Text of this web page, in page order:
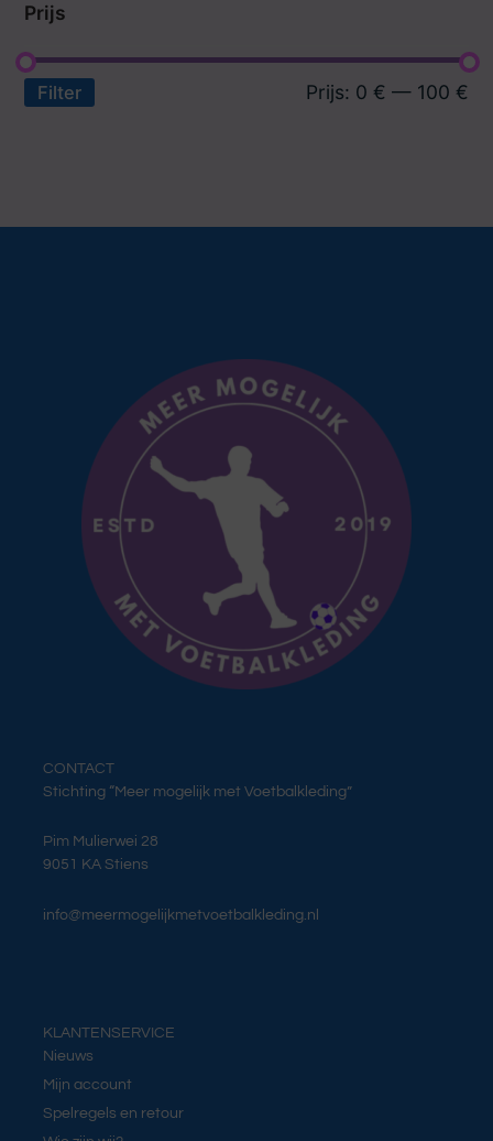
Prijs
Filter Prijs: 0 € — 100 €
CONTACT
Stichting “Meer mogelijk met Voetbalkleding”
Pim Mulierwei 28
9051 KA Stiens
info@meermogelijkmetvoetbalkleding.nl
KLANTENSERVICE
Nieuws
Mijn account
Spelregels en retour